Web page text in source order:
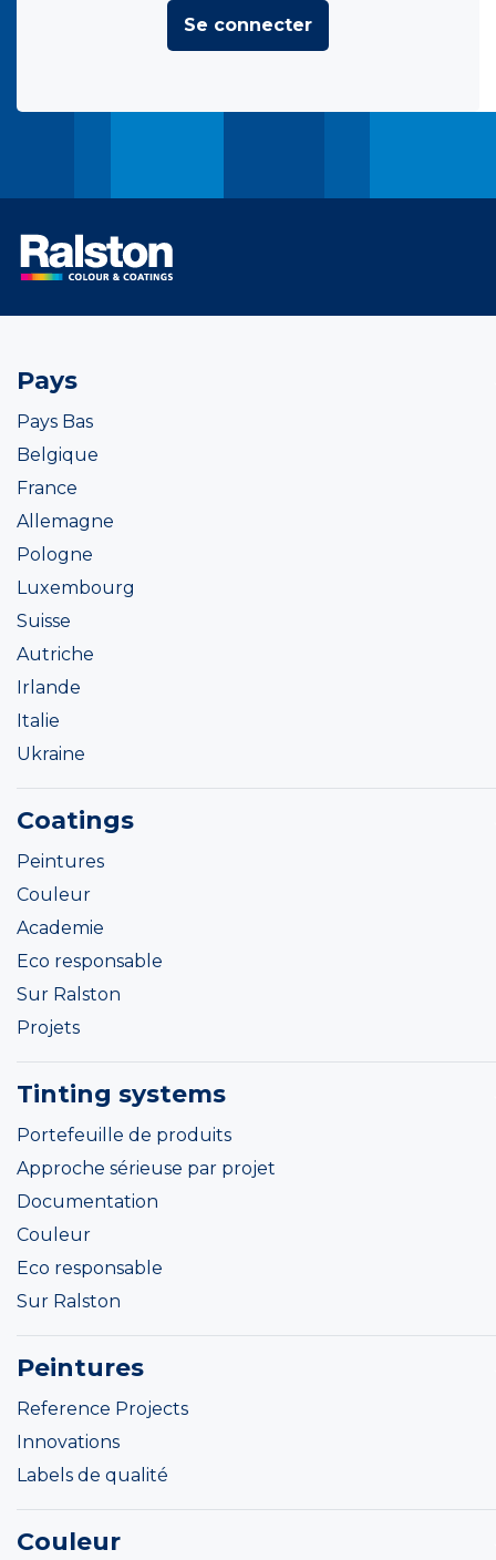
Se connecter
Pays
Pays Bas
Belgique
France
Allemagne
Pologne
Luxembourg
Suisse
Autriche
Irlande
Italie
Ukraine
Coatings
Peintures
Couleur
Academie
Eco responsable
Sur Ralston
Projets
Tinting systems
Portefeuille de produits
Approche sérieuse par projet
Documentation
Couleur
Eco responsable
Sur Ralston
Peintures
Reference Projects
Innovations
Labels de qualité
Couleur